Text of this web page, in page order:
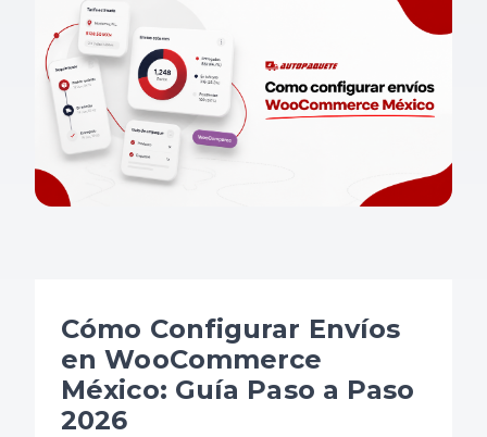
Cómo Configurar Envíos
en WooCommerce
México: Guía Paso a Paso
2026